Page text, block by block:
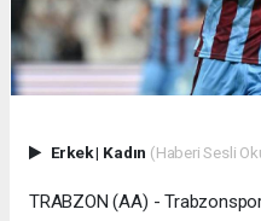
Erkek| Kadın (Haberi Sesli
TRABZON (AA) -